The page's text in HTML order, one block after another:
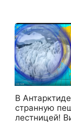
В
странную
лестницей!